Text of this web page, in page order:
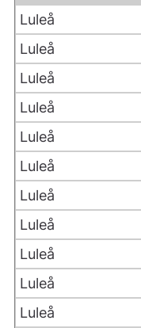
Luleå
Luleå
Luleå
Luleå
Luleå
Luleå
Luleå
Luleå
Luleå
Luleå
Luleå